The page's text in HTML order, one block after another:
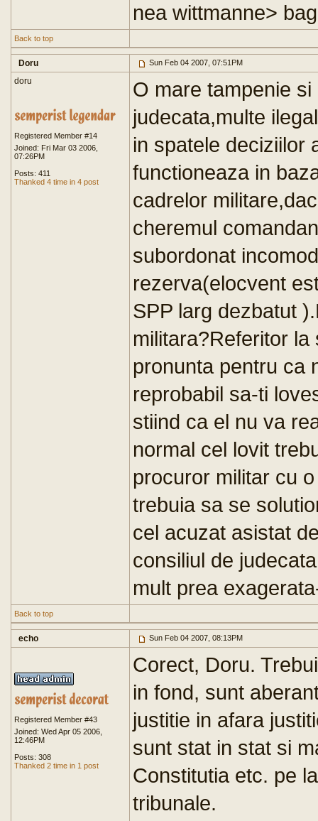
nea wittmanne>
Back to top
Doru Sun Feb 04 2007, 07:51PM
doru
Registered Member #14
Joined: Fri Mar 03 2006,
07:26PM
Posts: 411
Thanked 4 time in 4 post
O mare tampenie
judecata,multe
in spatele deciziilor
functioneaza in
cadrelor
cheremul
subordonat
rezerva(elocvent
SPP larg dezbatut
militara?Referitor
pronunta pentru ca
reprobabil sa-ti
stiind ca el nu va
normal cel lovit
procuror militar cu
trebuia sa se
cel acuzat asistat
consiliul de
mult prea
Back to top
echo Sun Feb 04 2007, 08:13PM
Registered Member #43
Joined: Wed Apr 05 2006,
12:46PM
Posts: 308
Thanked 2 time in 1 post
Corect, Doru.
in fond, sunt
justitie in afara
sunt stat in stat si
Constitutia etc. pe
tribunale.